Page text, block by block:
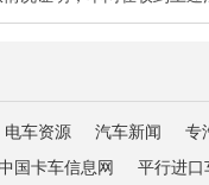
电车资源 汽车新闻 专
国卡车信息网 平行进口